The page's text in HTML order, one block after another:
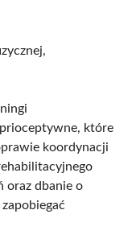
które
koordynacji
oraz dbanie o